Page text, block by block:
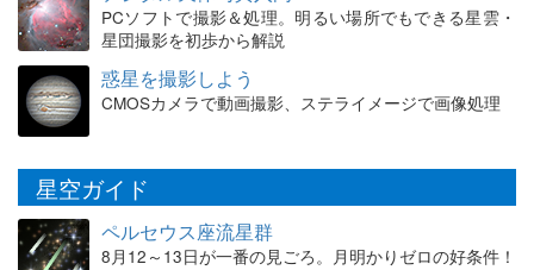
PCソフトで撮影＆処理。明るい場所でもできる星雲・
星団撮影を初歩から解説
惑星を撮影しよう
CMOSカメラで動画撮影、ステライメージで画像処理
星空ガイド
ペルセウス座流星群
8月12～13日が一番の見ごろ。月明かりゼロの好条件！